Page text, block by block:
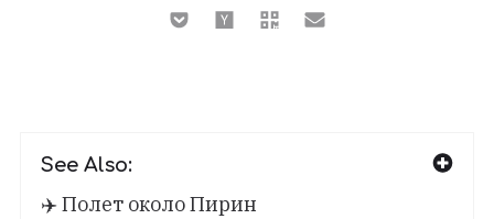
See Also:
✈️ Полет около Пирин